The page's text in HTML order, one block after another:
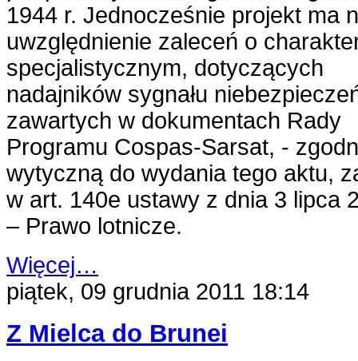
1944 r. Jednocześnie projekt ma
uwzględnienie zaleceń o
specjalistycznym, dotyczących
nadajników sygnału
zawartych w dokumentach Rady
Programu Cospas-Sarsat, -
wytyczną do wydania tego aktu,
w art. 140e ustawy z dnia 3 lipca
– Prawo lotnicze.
Więcej…
piątek, 09 grudnia 2011 18:14
Z Mielca do Brunei